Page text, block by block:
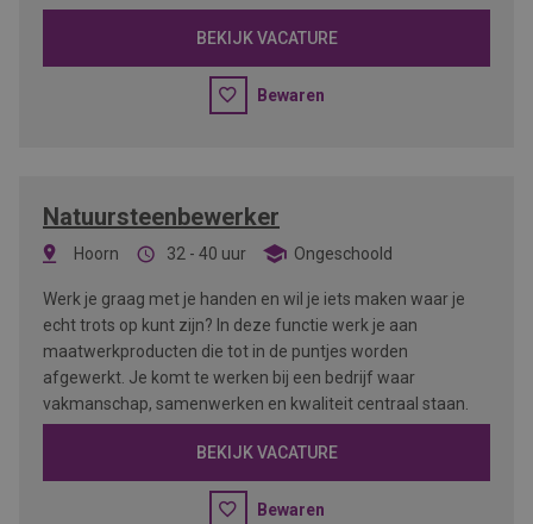
BEKIJK VACATURE
Bewaren
Natuursteenbewerker
Hoorn 32 - 40 uur Ongeschoold
Werk je graag met je handen en wil je iets maken waar je
echt trots op kunt zijn? In deze functie werk je aan
maatwerkproducten die tot in de puntjes worden
afgewerkt. Je komt te werken bij een bedrijf waar
vakmanschap, samenwerken en kwaliteit centraal staan.
BEKIJK VACATURE
Bewaren